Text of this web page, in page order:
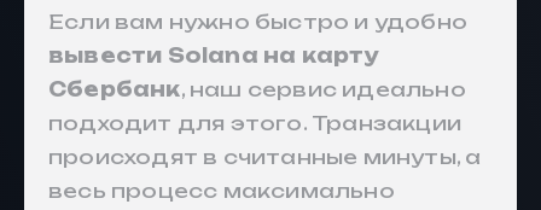
Если вам нужно быстро и удобно
вывести Solana на карту
Сбербанк, наш сервис идеально
подходит для этого. Транзакции
происходят в считанные минуты, а
весь процесс максимально